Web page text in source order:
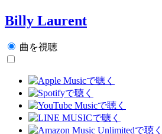
Billy Laurent
曲を視聴